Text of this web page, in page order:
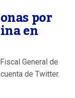
por
en
General de
de Twitter.